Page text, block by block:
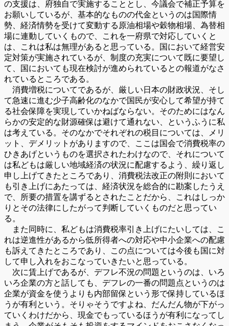
の支援は、府独自で実施することとし、今議会で補正予算を
お願いしているが、基本的なものの代金というのは国際情
勢、経済情勢を受けて変動する原油相場や穀物相場、為替相
場に連動していくもので、これを一府県で対応していくと
は、これは私は無理があると思っている。国において経営安
定対策が実施されているが、制度の充実について既に要望し
て、国においても現在検討が進められているとの報道がなさ
れているところである。
消費増税についてであるが、厳しい日本の財政状況、そし
て急速に進む少子高齢化のなかで国民が安心して希望が持て
る社会保障を実現していかねばならない。そのためにはなん
らかの安定的な財源確保は避けて通れない、というふうに私
は考えている。そのなかでそれぞれの税目については、メリ
ット、デメリットがありますので、ここは国会で消費税率の
ひきあげというものを選択されたわけなので、それについて
は私どもは厳しい地域経済の状況に配慮するよう、繰り返し
申し上げてきたところであり、消費税法改正の附則において
も引き上げにあたっては、経済状況を総合的に勘案したうえ
で、所要の措置を講ずるとされたことだから、これはしっか
りとその法律にしたがって判断していくものだと思ってい
る。
また同時に、私どもは消費税率引き上げにたいしては、こ
れは逆進性があるから低所得者への対応や中小企業への配慮
も訴えてきたところであり、この点については今後も国に対
して申し入れをおこなっていきたいと思っている。
次に賃上げであるが、デフレ不況の問題というのは、いろ
いろ企業の方と話しても、デフレの一番の問題点というのは
企業が資金を使うよりも内部留保という形で保持しているほ
うが有利という。そりゃそうですよね、だんだん物が下がっ
ていくわけだから、現金でもっているほうが有利になってし